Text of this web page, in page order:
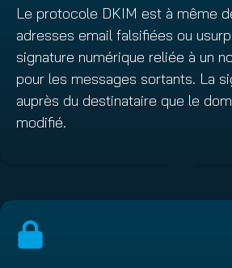
Le protocole DKIM est à même
adresses email falsifiées ou
signature numérique reliée à un
pour les messages sortants. La
auprès du destinataire que le
modifié.